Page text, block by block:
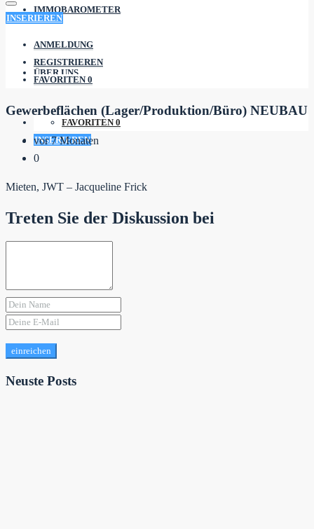
IMMOBAROMETER
ÜBER UNS
FAVORITEN 0
INSERIEREN
INSERIEREN
ANMELDUNG
REGISTRIEREN
FAVORITEN 0
Gewerbeflächen (Lager/Produktion/Büro) NEUBAU
vor 7 Monaten
0
Mieten, JWT – Jacqueline Frick
Treten Sie der Diskussion bei
einreichen
Neuste Posts